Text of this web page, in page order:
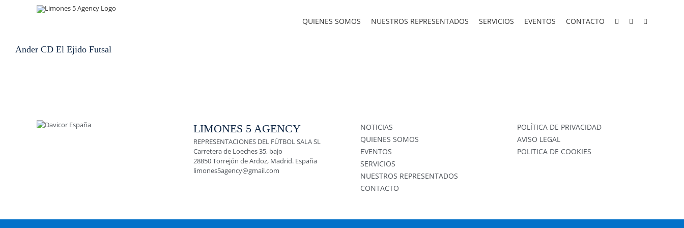
QUIENES SOMOS NUESTROS REPRESENTADOS SERVICIOS EVENTOS CONTACTO
Ander CD El Ejido Futsal
LIMONES 5 AGENCY
REPRESENTACIONES DEL FÚTBOL SALA SL
Carretera de Loeches 35, bajo
28850 Torrejón de Ardoz, Madrid. España
limones5agency@gmail.com
NOTICIAS
QUIENES SOMOS
EVENTOS
SERVICIOS
NUESTROS REPRESENTADOS
CONTACTO
POLÍTICA DE PRIVACIDAD
AVISO LEGAL
POLITICA DE COOKIES